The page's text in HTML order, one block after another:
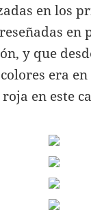
en los
en
y que
era
en este